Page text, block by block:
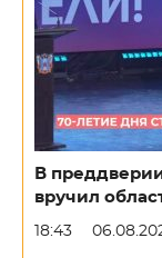
В
вручил
18:43